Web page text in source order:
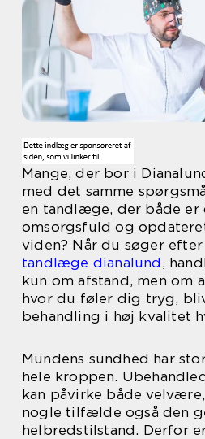
Mange, der bor i
med det samme
en tandlæge, der både er
omsorgsfuld og
viden? Når du søger efter
tandlæge dianalund ,
kun om afstand, men om
hvor du føler dig tryg,
behandling i høj kvalitet
Mundens sundhed har
hele kroppen.
kan påvirke både
nogle tilfælde også den
helbredstilstand. Derfor